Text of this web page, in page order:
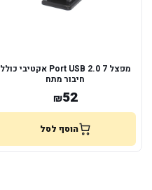
מפצל 7 Port USB 2.0 אקטיבי כולל
חיבור מתח
₪52
הוסף לסל